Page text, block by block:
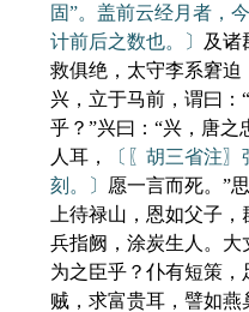
固”。盖前云经月者，
计前后之数也。〕
及诸
救俱绝，太守李系窘迫
兴，立于马前，谓曰
乎？”兴曰：“兴，唐之
人耳，
〔〖胡三省注
刻。〕 愿一言而死。”
上待禄山，恩如父子
兵指阙，涂炭生人。
为之臣乎？仆有短策
贼，求富贵耳，譬如燕